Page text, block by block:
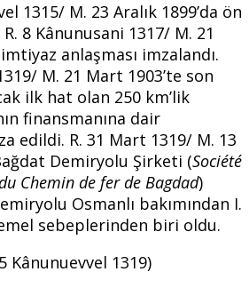
1315/ M. 23 Aralık 1899’da ön
8 Kânunusani 1317/ M. 21
anlaşması imzalandı.
M. 21 Mart 1903’te son
ilk hat olan 250 km’lik
finansmanına dair
edildi. R. 31 Mart 1319/ M. 13
Demiryolu Şirketi (Société
Chemin de fer de Bagdad)
Osmanlı bakımından I.
temel sebeplerinden biri oldu.
Kânunuevvel 1319)